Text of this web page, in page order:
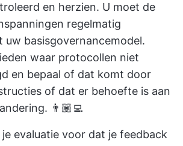
en herzien. U moet de
regelmatig
uw basisgovernancemodel.
waar protocollen niet
en bepaal of dat komt door
of dat er behoefte is aan
👨🏽‍💻
evaluatie voor dat je feedback